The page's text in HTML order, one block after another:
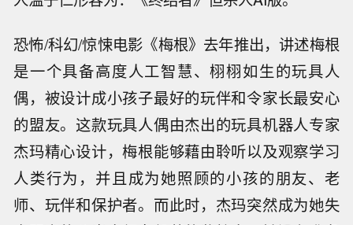
恐怖/科幻/惊悚电影《梅根》去年推出，讲述梅根
是一个具备高度人工智慧、栩栩如生的玩具人
偶，被设计成小孩子最好的玩伴和令家长最安心
的盟友。这款玩具人偶由杰出的玩具机器人专家
杰玛精心设计，梅根能够藉由聆听以及观察学习
人类行为，并且成为她照顾的小孩的朋友、老
师、玩伴和保护者。而此时，杰玛突然成为她失